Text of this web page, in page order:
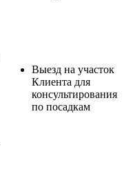
Выезд на участок
Клиента для
консультирования
по посадкам